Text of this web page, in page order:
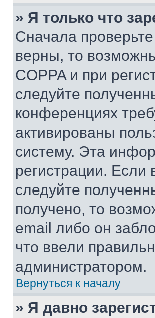
» Я только что
Сначала
верны, то
COPPA и при
следуйте
конференциях
активированы
систему. Эта
регистрации.
следуйте
получено, то
email либо он
что ввели
администратором.
Вернуться к началу
» Я давно